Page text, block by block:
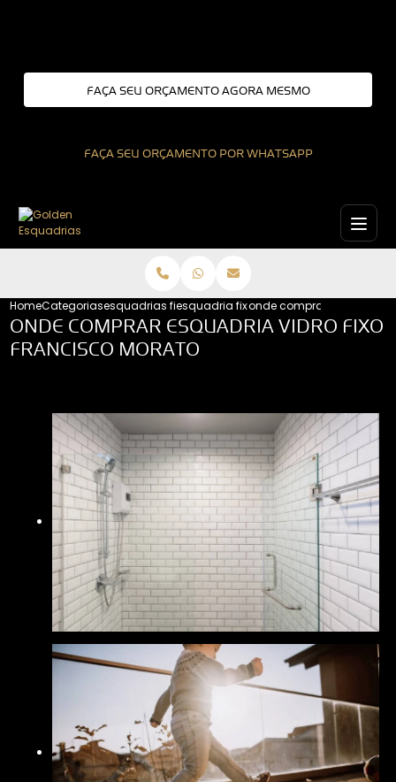
FAÇA SEU ORÇAMENTO AGORA MESMO
FAÇA SEU ORÇAMENTO POR WHATSAPP
HomeCategoriasesquadrias fixasesquadria fixa de aluminio
onde comprar esquadria
ONDE COMPRAR ESQUADRIA VIDRO FIXO
FRANCISCO MORATO